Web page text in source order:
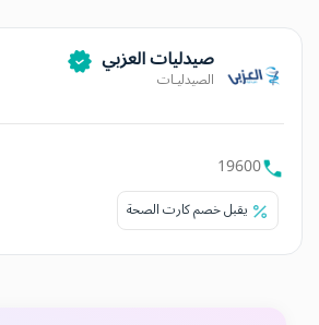
صيدليات العزبي
الصيدليـات
19600
يقبل خصم كارت الصحة